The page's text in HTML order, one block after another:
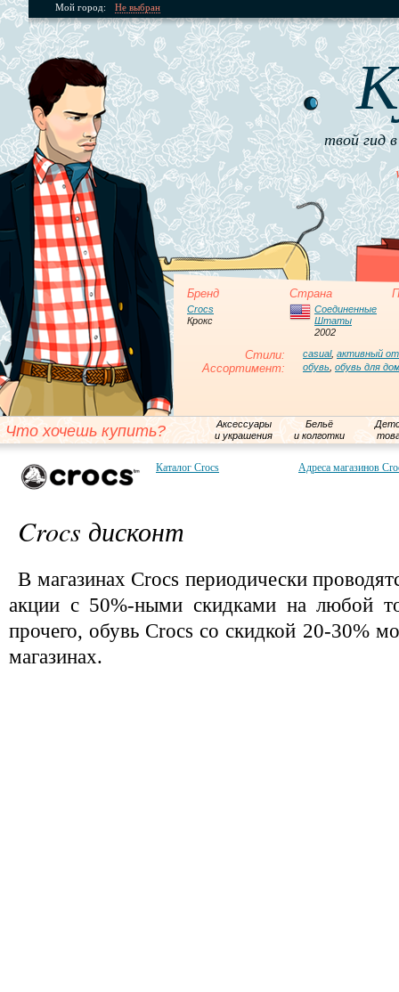
Мой город: Не выбран
твой гид
Бренд Страна
Crocs
Крокс
Соединенные
Штаты
2002
Стили: casual, активный
Ассортимент: обувь обувь для
Что хочешь купить?
Аксессуары
и украшения
Бельё
и колготки
Каталог Crocs Адреса магазинов
Crocs дисконт
В магазинах Crocs периодически
акции с 50%-ными скидками на любой
прочего, обувь Crocs со скидкой 20-30%
магазинах.